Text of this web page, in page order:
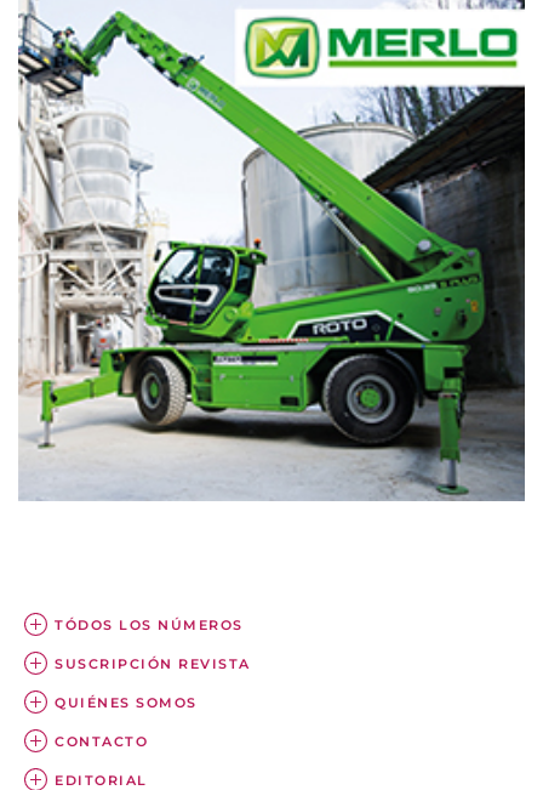
TÓDOS LOS NÚMEROS
SUSCRIPCIÓN REVISTA
QUIÉNES SOMOS
CONTACTO
EDITORIAL